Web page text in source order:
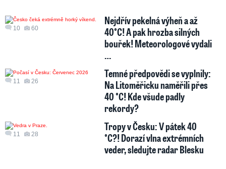
10 60
Nejdřív pekelná výheň a až
40°C! A pak hrozba silných
bouřek! Meteorologové vydali
…
11 26
Temné předpovědi se vyplnily:
Na Litoměřicku naměřili přes
40 °C! Kde všude padly
rekordy?
11 28
Tropy v Česku: V pátek 40
°C?! Dorazí vlna extrémních
veder, sledujte radar Blesku